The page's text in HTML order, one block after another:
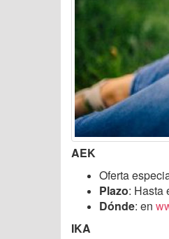
AEK
Oferta
Plazo: Hasta
Dónde: en
IKA